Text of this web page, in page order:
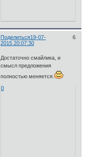
Поделиться 6
19-07-
2015 20:07:30
Достаточно смайлика, и
смысл предложения
полностью меняется.
0